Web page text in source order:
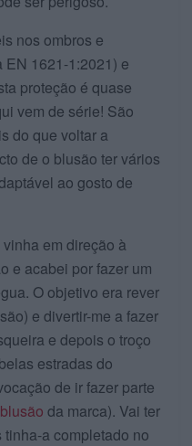
nos ombros e
EN 1621-1:2021) e
proteção é quase
vem de série! São
do que voltar a
de o blusão ter vários
ao gosto de
em direção à
e acabei por fazer um
O objetivo era rever
e divertir-me a fazer
e depois o troço
estradas do
de ir fazer parte
blusão da marca). Vai ter
a completado no